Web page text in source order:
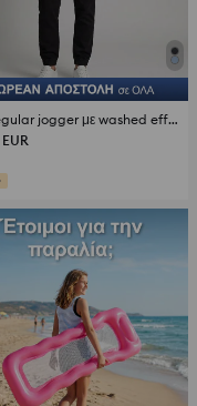
Τζιν regular jogger με washed effect
EUR